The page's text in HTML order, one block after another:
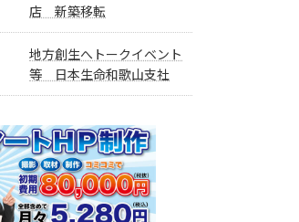
店 新築移転
地方創生へトークイベント
等 日本生命和歌山支社